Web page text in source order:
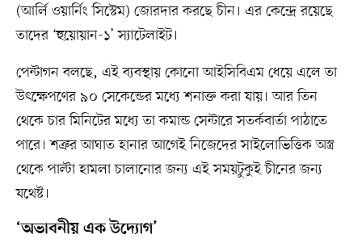
(আর্লি ওয়ার্নিং সিস্টেম) জোরদার করছে চীন। এর কেন্দ্রে রয়েছে
তাদের ‘হুয়োয়ান-১’ স্যাটেলাইট।
পেন্টাগন বলছে, এই ব্যবস্থায় কোনো আইসিবিএম ধেয়ে এলে তা
উৎক্ষেপণের ৯০ সেকেন্ডের মধ্যে শনাক্ত করা যায়। আর তিন
থেকে চার মিনিটের মধ্যে তা কমান্ড সেন্টারে সতর্কবার্তা পাঠাতে
পারে। শত্রুর আঘাত হানার আগেই নিজেদের সাইলোভিত্তিক অস্ত্র
থেকে পাল্টা হামলা চালানোর জন্য এই সময়টুকুই চীনের জন্য
যথেষ্ট।
‘অভাবনীয় এক উদ্যোগ’